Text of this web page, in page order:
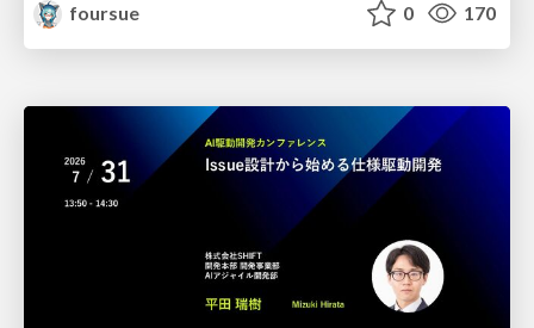
foursue
0 170